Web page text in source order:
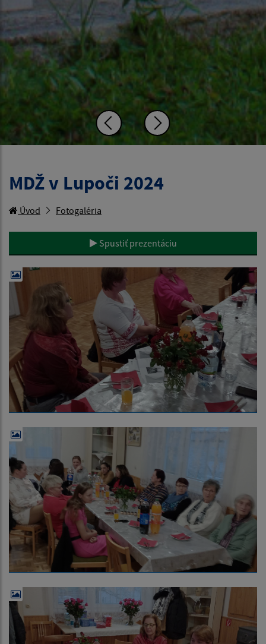
MDŽ v Lupoči 2024
Úvod Fotogaléria
Spustiť prezentáciu